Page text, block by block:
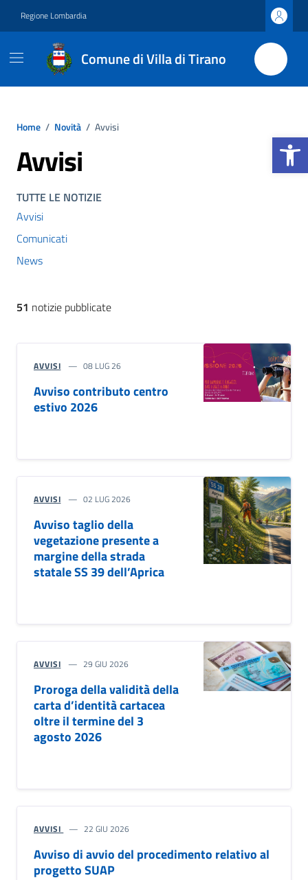
Apri la
Regione Lombardia
Comune di Villa di Tirano
Home / Novità / Avvisi
Avvisi
TUTTE LE NOTIZIE
Avvisi
Comunicati
News
51 notizie pubblicate
AVVISI 08 LUG 26
Avviso contributo centro
estivo 2026
AVVISI 02 LUG 2026
Avviso taglio della
vegetazione presente a
margine della strada
statale SS 39 dell’Aprica
AVVISI 29 GIU 2026
Proroga della validità della
carta d’identità cartacea
oltre il termine del 3
agosto 2026
AVVISI 22 GIU 2026
Avviso di avvio del procedimento relativo al
progetto SUAP